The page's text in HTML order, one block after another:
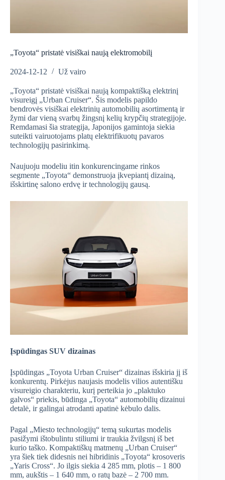
„Toyota“ pristatė visiškai naują elektromobilį
2024-12-12 Už vairo
„Toyota“ pristatė visiškai naują kompaktišką elektrinį
visureigį „Urban Cruiser“. Šis modelis papildo
bendrovės visiškai elektrinių automobilių asortimentą ir
žymi dar vieną svarbų žingsnį kelių krypčių strategijoje.
Remdamasi šia strategija, Japonijos gamintoja siekia
suteikti vairuotojams platų elektrifikuotų pavaros
technologijų pasirinkimą.
Naujuoju modeliu itin konkurencingame rinkos
segmente „Toyota“ demonstruoja įkvepiantį dizainą,
išskirtinę salono erdvę ir technologijų gausą.
Įspūdingas SUV dizainas
Įspūdingas „Toyota Urban Cruiser“ dizainas išskiria jį iš
konkurentų. Pirkėjus naujasis modelis vilios autentišku
visureigio charakteriu, kurį perteikia jo „plaktuko
galvos“ priekis, būdinga „Toyota“ automobilių dizainui
detalė, ir galingai atrodanti apatinė kėbulo dalis.
Pagal „Miesto technologijų“ temą sukurtas modelis
pasižymi ištobulintu stiliumi ir traukia žvilgsnį iš bet
kurio taško. Kompaktiškų matmenų „Urban Cruiser“
yra šiek tiek didesnis nei hibridinis „Toyota“ krosoveris
„Yaris Cross“. Jo ilgis siekia 4 285 mm, plotis – 1 800
mm, aukštis – 1 640 mm, o ratų bazė – 2 700 mm.